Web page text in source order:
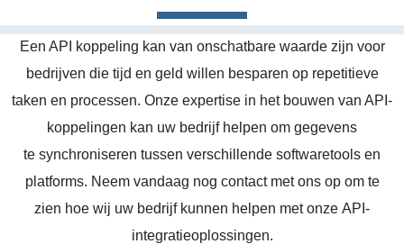
Een API koppeling kan van onschatbare waarde zijn voor
bedrijven die tijd en geld willen besparen op repetitieve
taken en processen. Onze expertise in het bouwen van API-
koppelingen kan uw bedrijf helpen om gegevens
te synchroniseren tussen verschillende softwaretools en
platforms. Neem vandaag nog contact met ons op om te
zien hoe wij uw bedrijf kunnen helpen met onze API-
integratieoplossingen.